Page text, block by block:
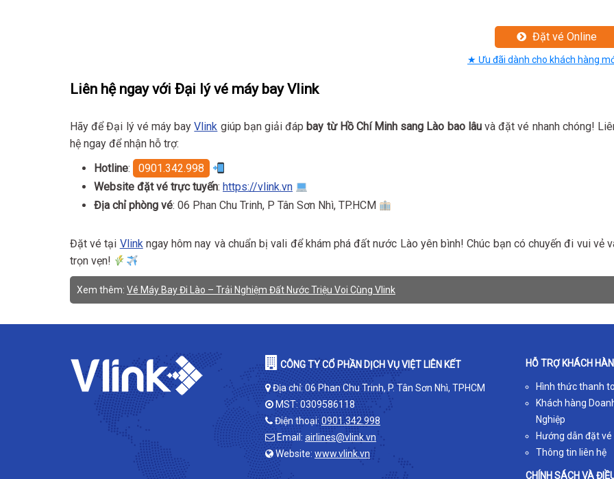
Đặt vé Online
★ Ưu đãi dành cho khách hàng
Liên hệ ngay với Đại lý vé máy bay Vlink
Hãy để Đại lý vé máy bayVlink giúp bạn giải đáp bay từ Hồ Chí Minh sang Lào bao lâuvà đặt vé nhanh chóng!
hệ ngay để nhận hỗ trợ:
Hotline:
0901.342.998
Website đặt vé trực tuyến: https://vlink.vn
Địa chỉ phòng vé: 06 Phan Chu Trinh, P Tân Sơn Nhì, TP.HCM
Đặt vé tại Vlinkngay hôm nay và chuẩn bị vali để khám phá đất nước Lào yên bình! Chúc bạn có chuyến đi vui vẻ
trọn vẹn!
Xem thêm: Vé Máy Bay Đi Lào – Trải Nghiệm Đất Nước Triệu Voi Cùng Vlink
CÔNG TY CỔ PHẦN DỊCH VỤ VIỆT LIÊN KẾT
Địa chỉ: 06 Phan Chu Trinh, P. Tân Sơn Nhì, TPHCM
MST: 0309586118
Điện thoại: 0901.342.998
Email: airlines@vlink.vn
Website: www.vlink.vn
HỖ TRỢ KHÁCH
Hình thức thanh
Khách hàng
Nghiệp
Hướng dẫn đặt vé
Thông tin liên hệ
CHÍNH SÁCH VÀ